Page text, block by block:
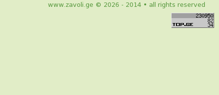
www.zavoli.ge © 2026 - 2014 • all rights reserved